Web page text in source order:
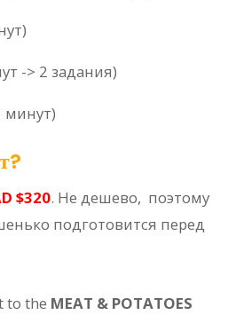
-> 2 задания)
минут)
$320. Не дешево, поэтому
подготовится перед
to the MEAT & POTATOES